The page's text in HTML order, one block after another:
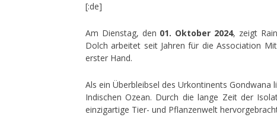
[:de]
Am Dienstag, den 01. Oktober 2024, zeigt
Dolch arbeitet seit Jahren für die Association
erster Hand.
Als ein Überbleibsel des Urkontinents
Indischen Ozean. Durch die lange Zeit der
einzigartige Tier- und Pflanzenwelt